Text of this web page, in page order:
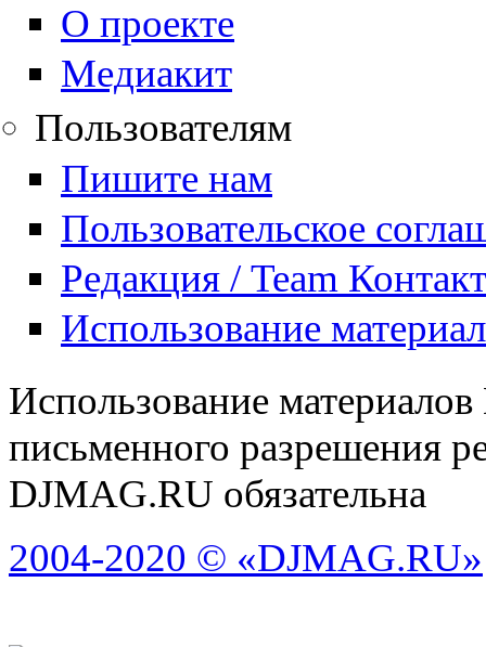
О проекте
Медиакит
Пользователям
Пишите нам
Пользовательское
Редакция / Team
Использование
Использование
письменного разрешения
DJMAG.RU обязательна
2004-2020 © «DJMAG.RU»